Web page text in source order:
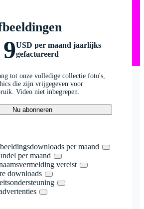
USD per maand jaarlijks
gefactureerd
tot onze volledige collectie foto's,
die zijn vrijgegeven voor
Video niet inbegrepen.
Nu abonneren
per maand
per maand
vereist
downloads